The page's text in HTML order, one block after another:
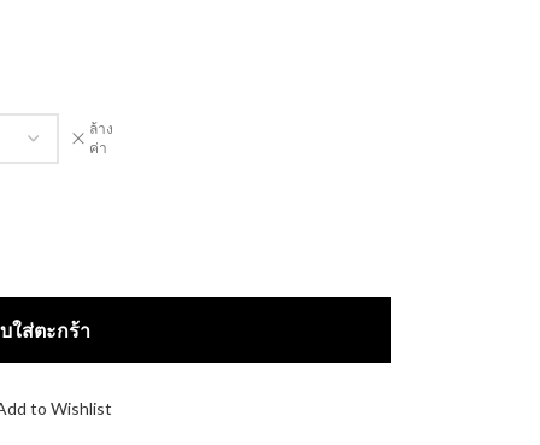
ล้าง
ค่า
ใส่ตะกร้า
to Wishlist